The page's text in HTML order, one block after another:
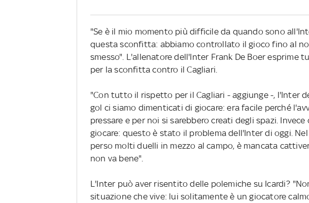
"Se è il mio momento più difficile da quando sono
questa sconfitta: abbiamo controllato il gioco fino al
smesso". L'allenatore dell'Inter Frank De Boer esprime
per la sconfitta contro il Cagliari.
"Con tutto il rispetto per il Cagliari - aggiunge -, l'Inter
gol ci siamo dimenticati di giocare: era facile perché
pressare e per noi si sarebbero creati degli spazi.
giocare: questo è stato il problema dell'Inter di oggi.
perso molti duelli in mezzo al campo, è mancata
non va bene".
L'Inter può aver risentito delle polemiche su Icardi?
situazione che vive: lui solitamente è un giocatore